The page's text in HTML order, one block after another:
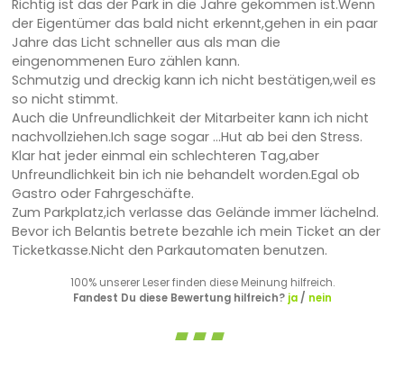
Richtig ist das der Park in die Jahre gekommen ist.Wenn
der Eigentümer das bald nicht erkennt,gehen in ein paar
Jahre das Licht schneller aus als man die
eingenommenen Euro zählen kann.
Schmutzig und dreckig kann ich nicht bestätigen,weil es
so nicht stimmt.
Auch die Unfreundlichkeit der Mitarbeiter kann ich nicht
nachvollziehen.Ich sage sogar ...Hut ab bei den Stress.
Klar hat jeder einmal ein schlechteren Tag,aber
Unfreundlichkeit bin ich nie behandelt worden.Egal ob
Gastro oder Fahrgeschäfte.
Zum Parkplatz,ich verlasse das Gelände immer lächelnd.
Bevor ich Belantis betrete bezahle ich mein Ticket an der
Ticketkasse.Nicht den Parkautomaten benutzen.
100% unserer Leser finden diese Meinung hilfreich.
Fandest Du diese Bewertung hilfreich? ja/ nein